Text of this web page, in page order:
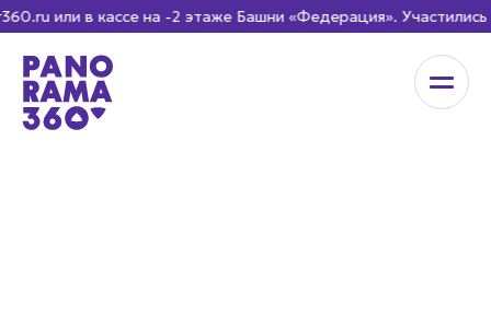
в кассе на -2 этаже Башни «Федерация». Участились